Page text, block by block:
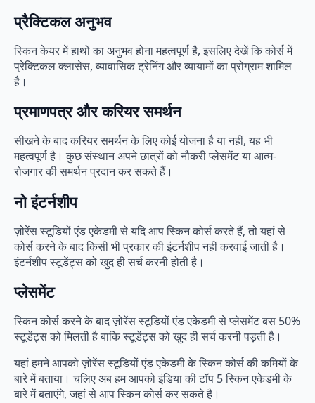
प्रैक्टिकल अनुभव
स्किन केयर में हाथों का अनुभव होना महत्वपूर्ण है, इसलिए देखें कि कोर्स में
प्रेक्टिकल क्लासेस, व्यावासिक ट्रेनिंग और व्यायामों का प्रोग्राम शामिल
है।
प्रमाणपत्र और करियर समर्थन
सीखने के बाद करियर समर्थन के लिए कोई योजना है या नहीं, यह भी
महत्वपूर्ण है। कुछ संस्थान अपने छात्रों को नौकरी प्लेसमेंट या आत्म-
रोजगार की समर्थन प्रदान कर सकते हैं।
नो इंटर्नशीप
ज़ोरेंस स्टूडियों एंड एकेडमी से यदि आप स्किन कोर्स करते हैं, तो यहां से
कोर्स करने के बाद किसी भी प्रकार की इंटर्नशीप नहीं करवाई जाती है।
इंटर्नशीप स्टूडेंट्स को खुद ही सर्च करनी होती है।
प्लेसमेंट
स्किन कोर्स करने के बाद ज़ोरेंस स्टूडियों एंड एकेडमी से प्लेसमेंट बस 50%
स्टूडेंट्स को मिलती है बाकि स्टूडेंट्स को खुद ही सर्च करनी पड़ती है।
यहां हमने आपको ज़ोरेंस स्टूडियों एंड एकेडमी के स्किन कोर्स की कमियों के
बारे में बताया। चलिए अब हम आपको इंडिया की टॉप 5 स्किन एकेडमी के
बारे में बताएंगे, जहां से आप स्किन कोर्स कर सकते है।